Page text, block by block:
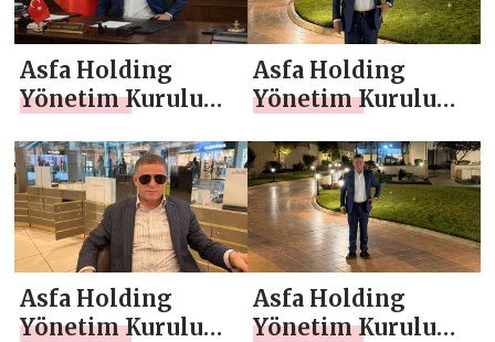
Asfa Holding
Yönetim Kurulu
Atasoy `dan Miraç
Kandili Mesajı
Asfa Holding
Yönetim Kurulu
Atasoy `dan 10
Ocak Çalışan
Gazeteciler Günü
Mesajı
Asfa Holding
Yönetim Kurulu
Asfa Holding
Yönetim Kurulu